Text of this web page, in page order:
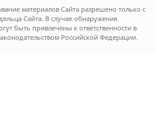
материалов Сайта разрешено только с
Сайта. В случае обнаружения
быть привлечены к ответственности в
Российской Федерации.